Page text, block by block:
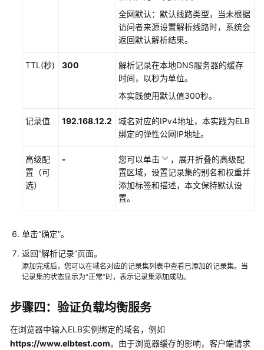
考
考
景
代
码
见
问
题
视
帮
助
全网默认：默认线路类型，当未根据
访问者来源设置解析线路时，系统会
返回默认解析结果。
TTL(秒) 300
解析记录在本地DNS服务器的缓存
时间，以秒为单位。
本实践使用默认值300秒。
记录值 192.168.12.2
域名对应的IPv4地址，本实践为ELB
绑定的弹性公网IP地址。
高级配
置（可
选）
- 您可以单击
，展开折叠的高级配
置区域，设置记录集的别名和权重并
添加标签和描述，本文保持默认设
置。
单击“确定”。
返回“解析记录”页面。
添加完成后，您可以在域名对应的记录集列表中查看已添加的记录集。当
记录集的状态显示为“正常”时，表示记录集添加成功。
步骤四：验证负载均衡服务
在浏览器中输入ELB实例绑定的域名，例如
https://www.elbtest.com。由于浏览器缓存的影响，客户端请求